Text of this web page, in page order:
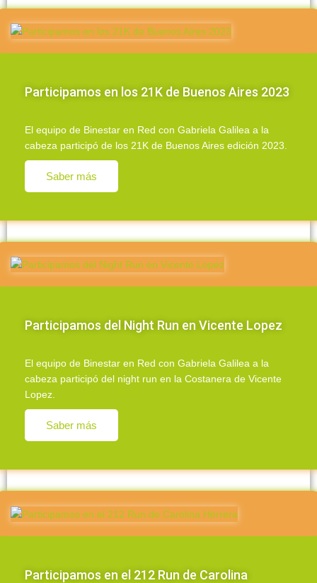
Participamos en los 21K de Buenos Aires 2023
El equipo de Binestar en Red con Gabriela Galilea a la
cabeza participó de los 21K de Buenos Aires edición 2023.
Saber más
Participamos del Night Run en Vicente Lopez
El equipo de Binestar en Red con Gabriela Galilea a la
cabeza participó del night run en la Costanera de Vicente
Lopez.
Saber más
Participamos en el 212 Run de Carolina